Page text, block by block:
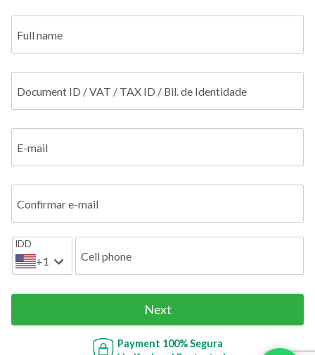
Full name
Document ID / VAT / TAX ID / Bil. de Identidade
E-mail
Confirmar e-mail
IDD
+1 Cell phone
Next
Payment 100% Segura